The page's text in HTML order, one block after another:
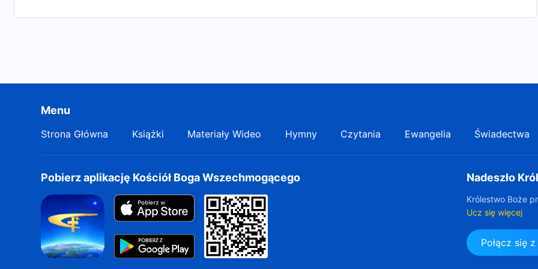
Menu
Strona Główna Książki Materiały Wideo Hymny Czytania Ewangelia Świadectwa
Pobierz aplikację Kościół Boga Wszechmogącego Nadeszło
Królestwo Boże
Ucz się więcej
Połącz się